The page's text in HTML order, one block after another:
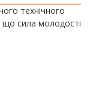
технічного
що сила молодості